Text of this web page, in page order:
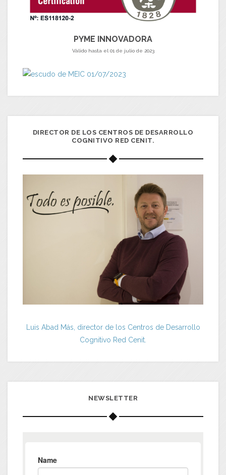
PYME INNOVADORA
Válido hasta el 01 de julio de 2023
DIRECTOR DE LOS CENTROS DE DESARROLLO
COGNITIVO RED CENIT.
Luis Abad Más, director de los Centros de Desarrollo
Cognitivo Red Cenit.
NEWSLETTER